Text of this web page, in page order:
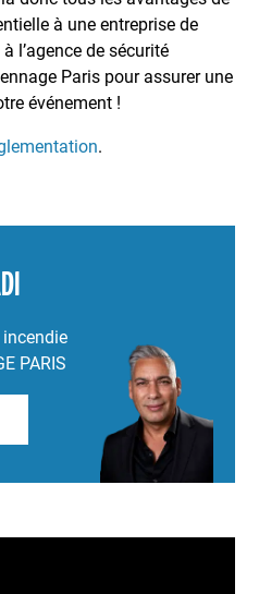
à une entreprise de
l’agence de sécurité
Paris pour assurer une
événement !
.
incendie
PARIS